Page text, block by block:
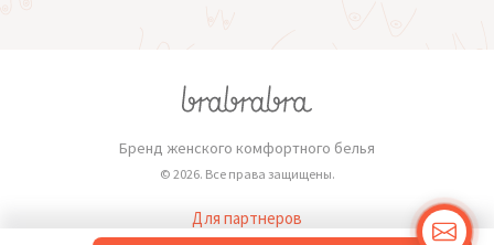
Бренд женского комфортного белья
© 2026. Все права защищены.
Для партнеров